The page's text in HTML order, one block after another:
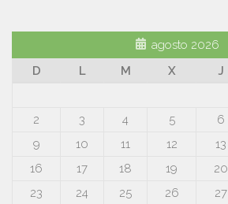
agosto 2026
D
L M X J
2
3 4 5 6
9
10 11 12 13
16
17 18 19 20
23
24 25 26 27